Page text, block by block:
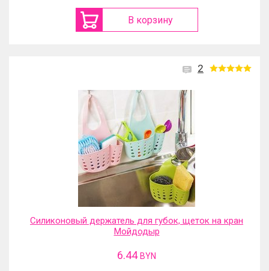
В корзину
2
Силиконовый держатель для губок, щеток на кран
Мойдодыр
6.44 BYN